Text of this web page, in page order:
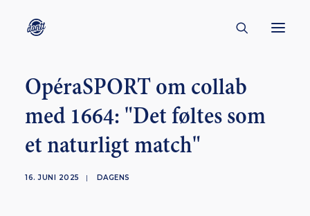
CONTACT
ABOUT
ENGLISH
OpéraSPORT om collab
med 1664: "Det føltes som
et naturligt match"
16. JUNI 2025 | DAGENS